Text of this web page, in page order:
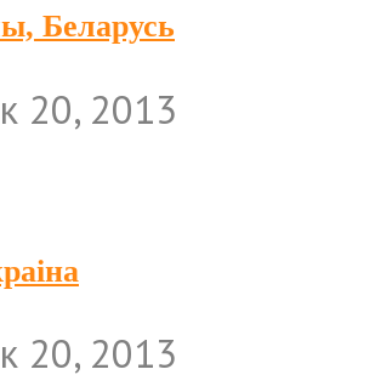
Беларусь
20, 2013
20, 2013